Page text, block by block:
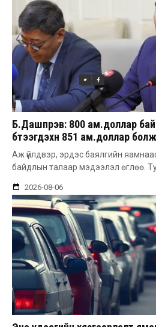
Б.Дашпүрэв: 800 ам.доллар
бүтээгдэхүүн 851 ам.доллар
Аж үйлдвэр, эрдэс баялгийн
байдлын талаар мэдээлэл өглөө.
2026-08-06